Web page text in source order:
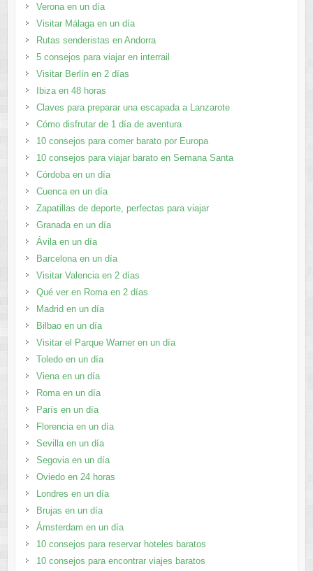
Verona en un día
Visitar Málaga en un día
Rutas senderistas en Andorra
5 consejos para viajar en interrail
Visitar Berlín en 2 días
Ibiza en 48 horas
Claves para preparar una escapada a Lanzarote
Cómo disfrutar de 1 día de aventura
10 consejos para comer barato por Europa
10 consejos para viajar barato en Semana Santa
Córdoba en un día
Cuenca en un día
Zapatillas de deporte, perfectas para viajar
Granada en un día
Ávila en un día
Barcelona en un día
Visitar Valencia en 2 días
Qué ver en Roma en 2 días
Madrid en un día
Bilbao en un día
Visitar el Parque Warner en un día
Toledo en un día
Viena en un día
Roma en un día
París en un día
Florencia en un día
Sevilla en un día
Segovia en un día
Oviedo en 24 horas
Londres en un día
Brujas en un día
Ámsterdam en un día
10 consejos para reservar hoteles baratos
10 consejos para encontrar viajes baratos